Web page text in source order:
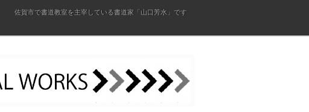
佐賀市で書道教室を主宰している書道家「山口芳水」です